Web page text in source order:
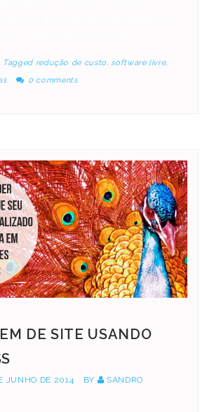
Tagged redução de custo,software livre,
0 comments
DE SITE USANDO
JUNHO DE 2014 BY
SANDRO